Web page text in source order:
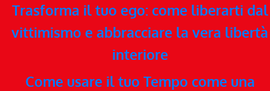
Trasforma il tuo ego: come liberarti dal
vittimismo e abbracciare la vera libertà
interiore
Come usare il tuo Tempo come una